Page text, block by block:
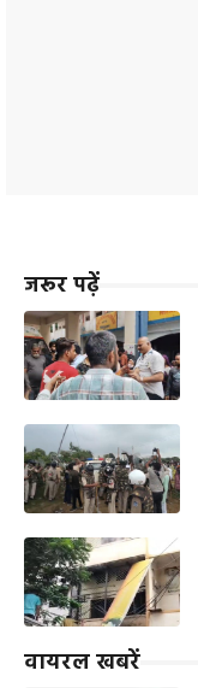
जरूर पढ़ें
वायरल खबरें